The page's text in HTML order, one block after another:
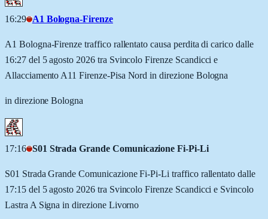
16:29 A1 Bologna-Firenze
A1 Bologna-Firenze traffico rallentato causa perdita di carico dalle
16:27 del 5 agosto 2026 tra Svincolo Firenze Scandicci e
Allacciamento A11 Firenze-Pisa Nord in direzione Bologna
in direzione Bologna
17:16 S01 Strada Grande Comunicazione Fi-Pi-Li
S01 Strada Grande Comunicazione Fi-Pi-Li traffico rallentato dalle
17:15 del 5 agosto 2026 tra Svincolo Firenze Scandicci e Svincolo
Lastra A Signa in direzione Livorno